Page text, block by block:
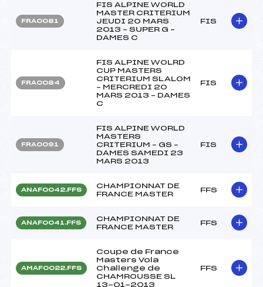
FRA0081
FIS ALPINE WORLD
MASTER CRITERIUM
JEUDI 20 MARS
2013 – SUPER G –
DAMES C
FIS
FRA0084
FIS ALPINE WOLRD
CUP MASTERS
CRITERIUM SLALOM
– MERCREDI 20
MARS 2013 – DAMES
C
FIS
FRA0091
FIS ALPINE WORLD
MASTERS
CRITERIUM – GS –
DAMES SAMEDI 23
MARS 2013
FIS
ANAF0042.FFS
CHAMPIONNAT DE
FRANCE MASTER
FFS
ANAF0041.FFS
CHAMPIONNAT DE
FRANCE MASTER
FFS
AMAF0022.FFS
Coupe de France
Masters Vola
Challenge de
CHAMROUSSE SL
13-01-2013
FFS